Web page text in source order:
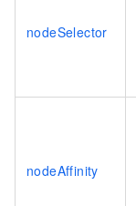
nodeSelector
nodeAffinity